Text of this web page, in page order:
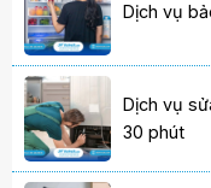
Dịch vụ
Dịch vụ
30 phút